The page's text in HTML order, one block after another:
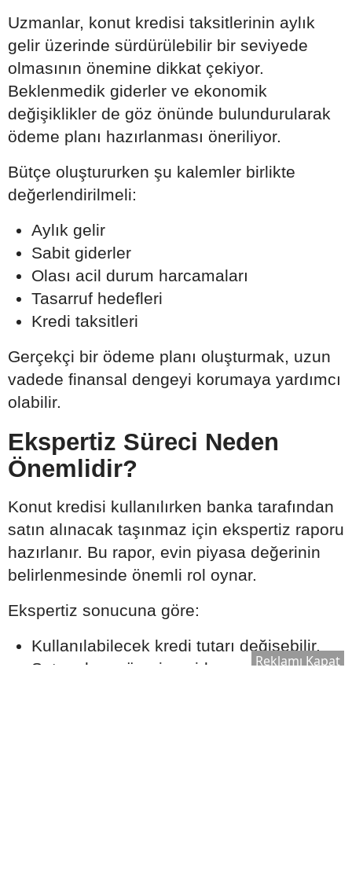
Uzmanlar, konut kredisi taksitlerinin aylık
gelir üzerinde sürdürülebilir bir seviyede
olmasının önemine dikkat çekiyor.
Beklenmedik giderler ve ekonomik
değişiklikler de göz önünde bulundurularak
ödeme planı hazırlanması öneriliyor.
Bütçe oluştururken şu kalemler birlikte
değerlendirilmeli:
Aylık gelir
Sabit giderler
Olası acil durum harcamaları
Tasarruf hedefleri
Kredi taksitleri
Gerçekçi bir ödeme planı oluşturmak, uzun
vadede finansal dengeyi korumaya yardımcı
olabilir.
Ekspertiz Süreci Neden
Önemlidir?
Konut kredisi kullanılırken banka tarafından
satın alınacak taşınmaz için ekspertiz raporu
hazırlanır. Bu rapor, evin piyasa değerinin
belirlenmesinde önemli rol oynar.
Ekspertiz sonucuna göre:
Kullanılabilecek kredi tutarı değişebilir.
Satın alma süreci yeniden
Reklamı Kapat